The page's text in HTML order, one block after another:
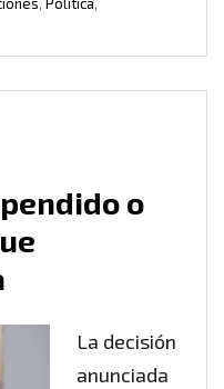
, Política,
o
La decisión
anunciada